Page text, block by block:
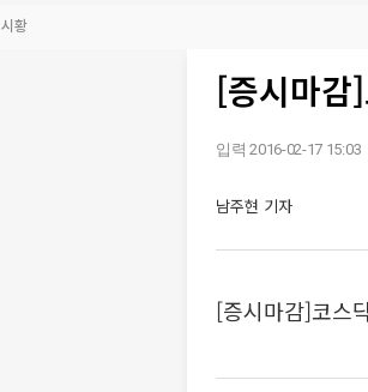
시황
[증시마
입력 2016-02-17 15:03
남주현 기자
[증시마감]코